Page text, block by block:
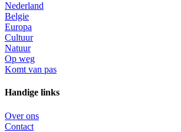
Nederland
Belgie
Europa
Cultuur
Natuur
Op weg
Komt van pas
Handige links
Over ons
Contact